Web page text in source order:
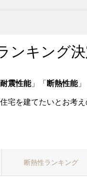
ンキング
耐震性能」「 断熱性能」
宅を建てたいとお考
断熱性ランキング